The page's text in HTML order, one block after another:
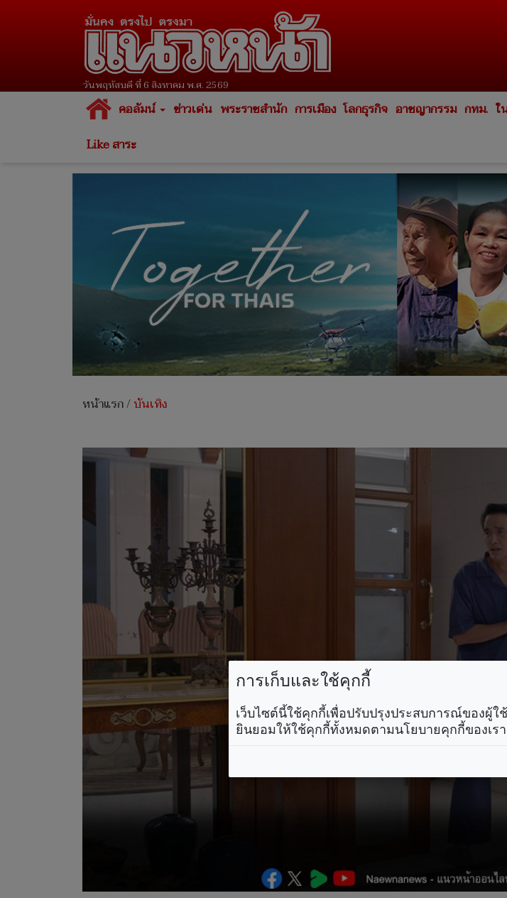
วันพฤหัสบดี ที่ 6 สิงหาคม พ.ศ. 2569
คอลัมน์ ข่าวเด่น พระราชสำนัก การเมือง โลกธุรกิจ อาชญากรรม กทม. ใ
Like สาระ
หน้าแรก/บันเทิง
การเก็บและใช้คุกกี้
เว็บไซต์นี้ใช้คุกกี้เพื่อปรับปรุงประสบการณ์ของผู้ใ
ยินยอมให้ใช้คุกกี้ทั้งหมดตามนโยบายคุกกี้ของเรา